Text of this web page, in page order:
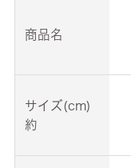
商品名
サイズ(cm)
約